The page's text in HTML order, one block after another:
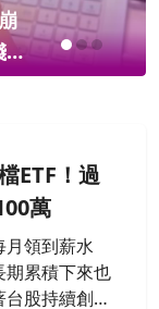
ETF！過
萬
月領到薪水
期累積下來也
股持續創新